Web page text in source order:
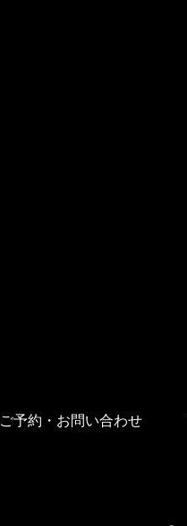
ご予約・お問い合わせ